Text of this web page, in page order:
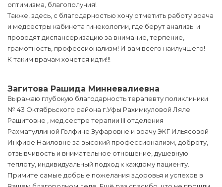
оптимизма, благополучия!
Также, здесь, с благодарностью хочу отметить работу врача
и медсестры кабинета гинекологии, где берут анализы и
проводят диспансеризацию за внимание, терпение,
грамотность, профессионализм! И вам всего наилучшего!
К таким врачам хочется идти!!!
Загитова Рашида Минневалиевна
Выражаю глубокую благодарность терапевту поликлиники
№ 43 Октябрьского района г.Уфы Рахимкуловой Ляле
Рашитовне , мед.сестре терапии III отделения
Рахматуллиной Голфине Зуфаровне и врачу ЭКГ Ильясовой
Инфире Наиловне за высокий профессионализм, доброту,
отзывчивость и внимательное отношение, душевную
теплоту, индивидуальный подход к каждому пациенту.
Примите самые добрые пожелания здоровья и успехов в